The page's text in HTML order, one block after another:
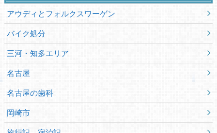
アウディとフォルクスワーゲン
バイク処分
三河・知多エリア
名古屋
名古屋の歯科
岡崎市